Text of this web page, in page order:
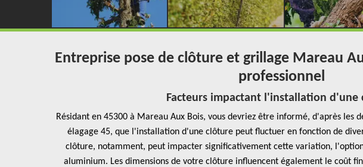
Entreprise pose de clôture et grillage Mareau
professionnel
Facteurs impactant l'installation d'une
Résidant en 45300 à Mareau Aux Bois, vous devriez être informé, d'après les
élagage 45, que l'installation d'une clôture peut fluctuer en fonction de
clôture, notamment, peut impacter significativement cette variation,
aluminium. Les dimensions de votre clôture influencent également le coût